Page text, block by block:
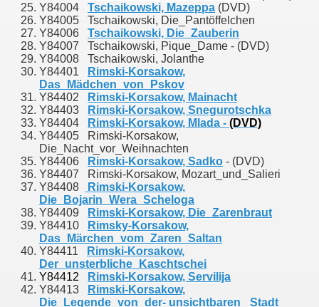
Y84004 Tschaikowski, Mazeppa (DVD)
Y84005 Tschaikowski, Die_Pantöffelchen
Y84006 Tschaikowski, Die_Zauberin
Y84007 Tschaikowski, Pique_Dame - (DVD)
Y84008 Tschaikowski, Jolanthe
Y84401
Rimski-Korsakow,
Das_Mädchen_von_Pskov
Y84402
Rimski-Korsakow, Mainacht
Y84403
Rimski-Korsakow, Snegurotschka
Y84404
Rimski-Korsakow, Mlada - (DVD)
Y84405 Rimski-Korsakow,
Die_Nacht_vor_Weihnachten
Y84406
Rimski-Korsakow, Sadko - (DVD)
Y84407 Rimski-Korsakow, Mozart_und_Salieri
Y84408
Rimski-Korsakow,
Die_Bojarin_Wera_Scheloga
Y84409
Rimski-Korsakow, Die_Zarenbraut
Y84410
Rimsky-Korsakow,
Das_Märchen_vom_Zaren_Saltan
Y84411
Rimski-Korsakow,
Der_unsterbliche_Kaschtschei
Y84412
Rimski-Korsakow, Servilija
Y84413
Rimski-Korsakow,
Die_Legende_von_der- unsichtbaren_ Stadt_